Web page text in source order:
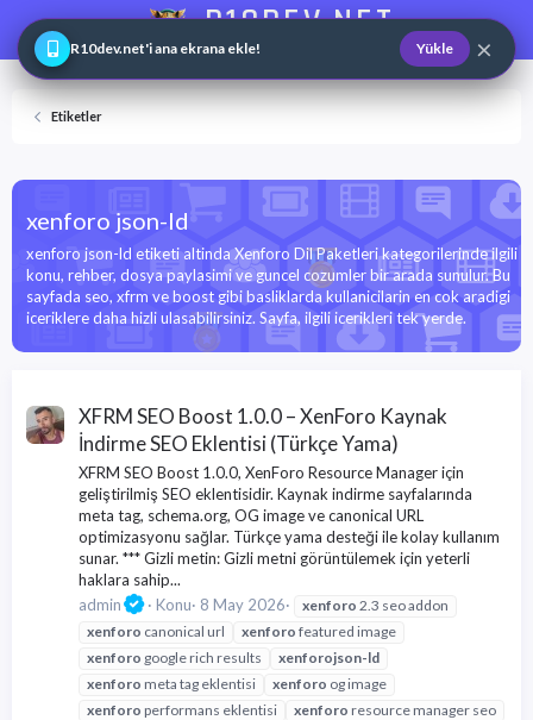
R10DEV.NET
Web ve Game Master
Etiketler
xenforo json-ld
xenforo json-ld etiketi altinda Xenforo Dil Paketleri kategorilerinde ilgili
konu, rehber, dosya paylasimi ve guncel cozumler bir arada sunulur. Bu
sayfada seo, xfrm ve boost gibi basliklarda kullanicilarin en cok aradigi
iceriklere daha hizli ulasabilirsiniz. Sayfa, ilgili icerikleri tek yerde.
XFRM SEO Boost 1.0.0 – XenForo Kaynak
İndirme SEO Eklentisi (Türkçe Yama)
XFRM SEO Boost 1.0.0, XenForo Resource Manager için
geliştirilmiş SEO eklentisidir. Kaynak indirme sayfalarında
meta tag, schema.org, OG image ve canonical URL
optimizasyonu sağlar. Türkçe yama desteği ile kolay kullanım
sunar. *** Gizli metin: Gizli metni görüntülemek için yeterli
haklara sahip...
admin
Konu 8 May 2026 xenforo 2.3 seo addon
xenforo canonical url xenforo featured image
xenforo google rich results xenforojson-ld
xenforo meta tag eklentisi xenforo og image
xenforo performans eklentisi xenforo resource manager seo
R10dev.net'i ana ekrana ekle! Yükle ×